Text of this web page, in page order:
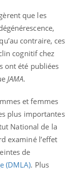
que les
contraire, ces
cognitif chez
ont été publiées
JAMA.
et femmes
plus importantes
National de la
examiné l’effet
de
(DMLA). Plus